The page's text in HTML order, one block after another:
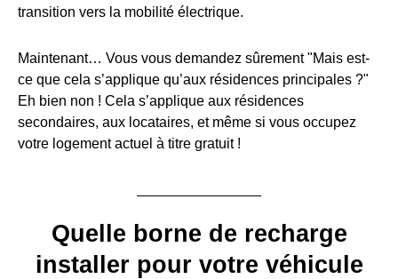
transition vers la mobilité électrique.
Maintenant… Vous vous demandez sûrement "Mais est-
ce que cela s’applique qu’aux résidences principales ?"
Eh bien non ! Cela s’applique aux résidences
secondaires, aux locataires, et même si vous occupez
votre logement actuel à titre gratuit !
Quelle borne de recharge
installer pour votre véhicule